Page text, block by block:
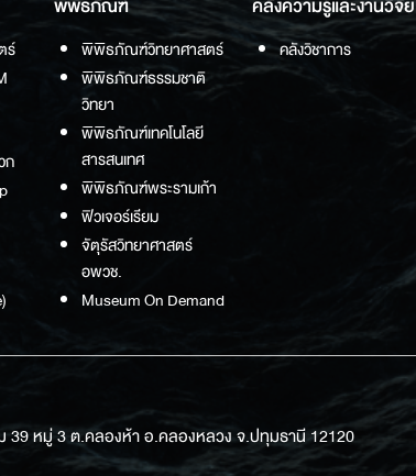
ร์
ก
พิพิธภัณฑ์
พิพิธภัณฑ์วิทยาศาสตร์
พิพิธภัณฑ์ธรรมชาติ
วิทยา
พิพิธภัณฑ์เทคโนโลยี
สารสนเทศ
พิพิธภัณฑ์พระรามเก้า
ฟิวเจอร์เรียม
จัตุรัสวิทยาศาสตร์
อพวช.
Museum On Demand
คลังความรู้และงานวิจัย
คลังวิชาการ
39 หมู่ 3 ต.คลองห้า อ.คลองหลวง จ.ปทุมธานี 12120